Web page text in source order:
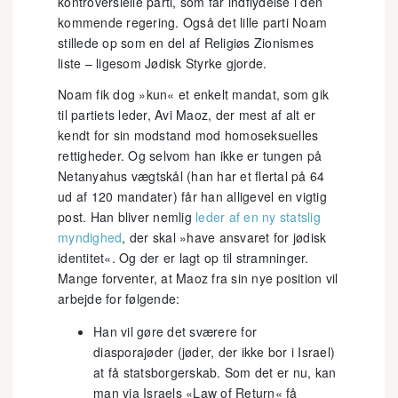
kommende regering. Også det lille parti Noam
stillede op som en del af Religiøs Zionismes
liste – ligesom Jødisk Styrke gjorde.
Noam fik dog »kun« et enkelt mandat, som gik
til partiets leder, Avi Maoz, der mest af alt er
kendt for sin modstand mod homoseksuelles
rettigheder. Og selvom han ikke er tungen på
Netanyahus vægtskål (han har et flertal på 64
ud af 120 mandater) får han alligevel en vigtig
post. Han bliver nemlig leder af en ny statslig
myndighed, der skal »have ansvaret for jødisk
identitet«. Og der er lagt op til stramninger.
Mange forventer, at Maoz fra sin nye position vil
arbejde for følgende:
Han vil gøre det sværere for
diasporajøder (jøder, der ikke bor i Israel)
at få statsborgerskab. Som det er nu, kan
man via Israels «Law of Return« få